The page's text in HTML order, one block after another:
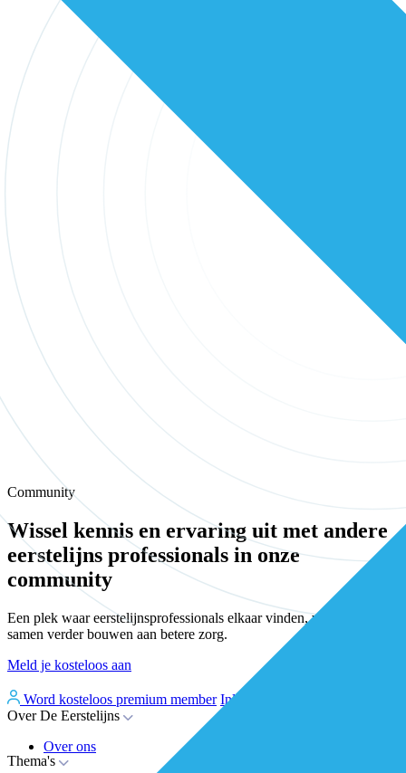
Community
Wissel kennis en ervaring uit met andere
eerstelijns professionals in onze
community
Een plek waar eerstelijnsprofessionals elkaar vinden, versterken en
samen verder bouwen aan betere zorg.
Meld je kosteloos aan
Word kosteloos premium member Inloggen
Over De Eerstelijns
Over ons
Nieuws
Thema's